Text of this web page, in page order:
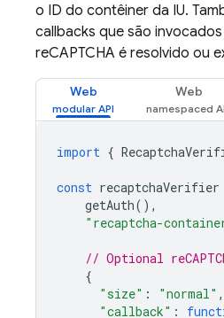
o ID do contêiner da IU.
callbacks que são
reCAPTCHA é resolvido ou
Web Web
import {
const recaptchaVerifier
getAuth(),
"recaptcha-
// Optional
{
"size" : "normal" ,
"callback" :